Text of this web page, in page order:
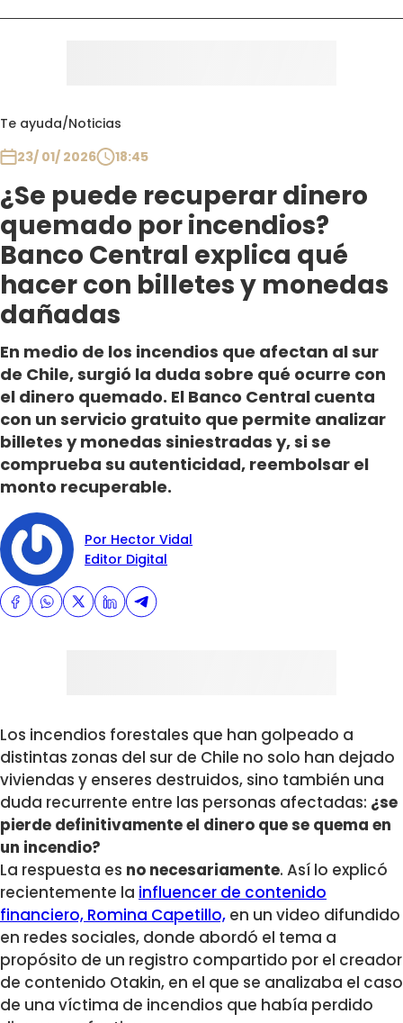
Te ayuda/Noticias
23/ 01/ 2026
18:45
¿Se puede recuperar dinero
quemado por incendios?
Banco Central explica qué
hacer con billetes y monedas
dañadas
En medio de los incendios que afectan al sur
de Chile, surgió la duda sobre qué ocurre con
el dinero quemado. El Banco Central cuenta
con un servicio gratuito que permite analizar
billetes y monedas siniestradas y, si se
comprueba su autenticidad, reembolsar el
monto recuperable.
Por Hector Vidal
Editor Digital
Los incendios forestales que han golpeado a
distintas zonas del sur de Chile no solo han dejado
viviendas y enseres destruidos, sino también una
duda recurrente entre las personas afectadas: ¿se
pierde definitivamente el dinero que se quema en
un incendio?
La respuesta es no necesariamente. Así lo explicó
recientemente la influencer de contenido
financiero, Romina Capetillo, en un video difundido
en redes sociales, donde abordó el tema a
propósito de un registro compartido por el creador
de contenido Otakin, en el que se analizaba el caso
de una víctima de incendios que había perdido